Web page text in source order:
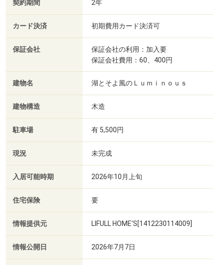
契約期間 2年
カード決済 初期費用カード決済可
保証会社
保証会社の利用：加入要
保証会社費用：60、400円
建物名 湖とそよ風のＬｕｍｉｎｏｕｓ
建物構造 木造
駐車場 有 5,500円
現況 未完成
入居可能時期 2026年10月上旬
住宅保険 要
情報提供元 LIFULL HOME'S[1412230114009]
情報公開日 2026年7月7日